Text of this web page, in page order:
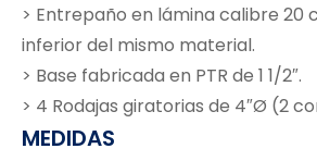
> Entrepaño en lámina calibre 20
inferior del mismo material.
> Base fabricada en PTR de 1 1/2″.
> 4 Rodajas giratorias de 4″Ø (2
MEDIDAS